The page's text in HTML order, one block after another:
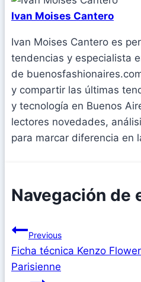
Ivan Moises Cantero
Ivan Moises Cantero es
tendencias y especialista
de
y compartir las últimas
y tecnología en Buenos
lectores novedades,
para marcar diferencia en
Navegación de
Previous
Ficha técnica Kenzo
Parisienne